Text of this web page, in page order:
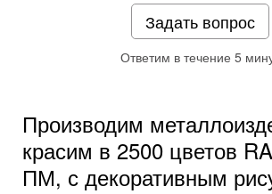
Задать вопрос
Ответим в течение 5
Производим
красим в 2500 цветов
ПМ, с декоративным